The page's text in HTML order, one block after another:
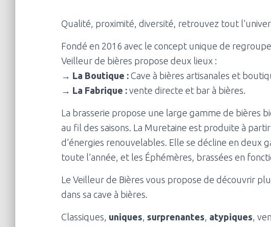
Qualité, proximité, diversité, retrouvez tout
Fondé en 2016 avec le concept unique de
Veilleur de bières propose deux lieux :
→ La Boutique : Cave à bières artisanales et
→ La Fabrique : vente directe et bar à bières.
La brasserie propose une large gamme de bières
au fil des saisons. La Muretaine est produite à
d’énergies renouvelables. Elle se décline en deux
toute l’année, et les Éphémères, brassées en
Le Veilleur de Bières vous propose de découvrir
dans sa cave à bières.
Classiques, uniques, surprenantes, atypiques,